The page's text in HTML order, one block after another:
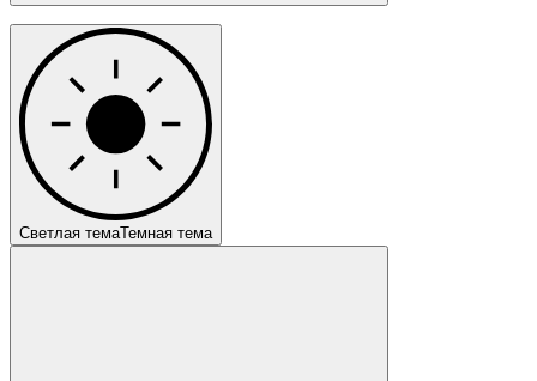
Светлая темаТемная тема